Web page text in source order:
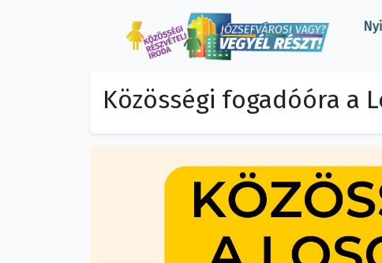
Közösségi fogadóóra a